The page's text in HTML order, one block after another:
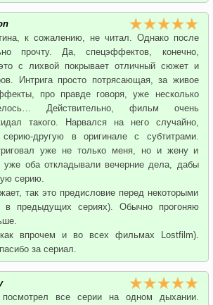
к сожалению, не читал. Однако после
прочту. Да, спецэффектов, конечно,
с лихвой покрывает отличный сюжет и
Интрига просто потрясающая, за живое
про правде говоря, уже несколько
Действительно, фильм очень
такого. Нарвался на него случайно,
другую в оригинале с субтитрами.
уже не только меня, но и жену и
уже оба откладывали вечерние дела, дабы
серию.
так это предисловие перед некоторыми
в предыдущих сериях). Обычно прогоняю
впрочем и во всех фильмах Lostfilm).
за сериал.
все серии на одном дыхании.